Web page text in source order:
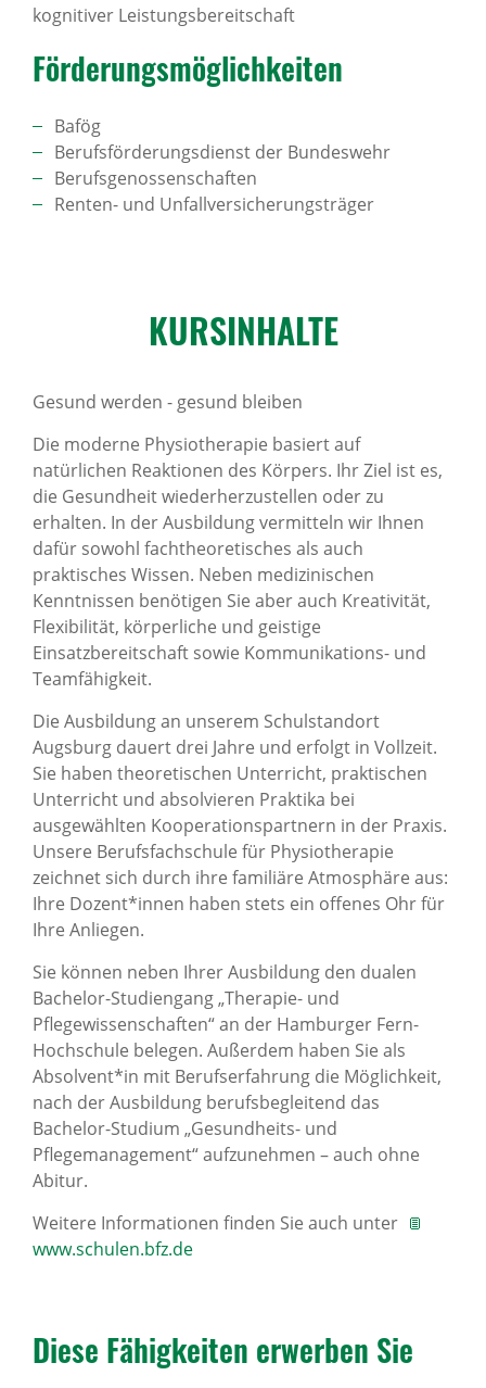
kognitiver Leistungsbereitschaft
Förde­rungs­mög­lich­keiten
Bafög
Berufsförderungsdienst der Bundeswehr
Berufsgenossenschaften
Renten- und Unfallversicherungsträger
KURS­IN­HALTE
Gesund werden - gesund bleiben
Die moderne Physiotherapie basiert auf
natürlichen Reaktionen des Körpers. Ihr Ziel ist es,
die Gesundheit wiederherzustellen oder zu
erhalten. In der Ausbildung vermitteln wir Ihnen
dafür sowohl fachtheoretisches als auch
praktisches Wissen. Neben medizinischen
Kenntnissen benötigen Sie aber auch Kreativität,
Flexibilität, körperliche und geistige
Einsatzbereitschaft sowie Kommunikations- und
Teamfähigkeit.
Die Ausbildung an unserem Schulstandort
Augsburg dauert drei Jahre und erfolgt in Vollzeit.
Sie haben theoretischen Unterricht, praktischen
Unterricht und absolvieren Praktika bei
ausgewählten Kooperationspartnern in der Praxis.
Unsere Berufsfachschule für Physiotherapie
zeichnet sich durch ihre familiäre Atmosphäre aus:
Ihre Dozent*innen haben stets ein offenes Ohr für
Ihre Anliegen.
Sie können neben Ihrer Ausbildung den dualen
Bachelor-Studiengang „Therapie- und
Pflegewissenschaften“ an der Hamburger Fern-
Hochschule belegen. Außerdem haben Sie als
Absolvent*in mit Berufserfahrung die Möglichkeit,
nach der Ausbildung berufsbegleitend das
Bachelor-Studium „Gesundheits- und
Pflegemanagement“ aufzunehmen – auch ohne
Abitur.
Weitere Informationen finden Sie auch unter
www.schulen.bfz.de
Diese Fähig­keiten erwerben Sie